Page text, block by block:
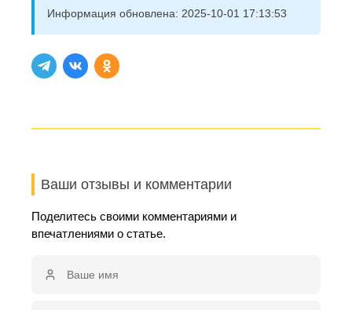
Информация обновлена: 2025-10-01 17:13:53
Ваши отзывы и комментарии
Поделитесь своими комментариями и
впечатлениями о статье.